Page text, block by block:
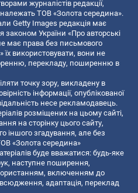
журналістів редакції,
ТОВ «Золота середина».
Getty Images редакція має
законом України «Про авторські
має права без письмового
використовувати, вони не
перекладу, поширенню в
точку зору, викладену в
інформації, опублікованої
несе рекламодавець.
розміщених на цьому сайті,
на сторінку цього сайту,
іншого згадування, але без
«Золота середина»
буде вважатися: будь-яке
наступне поширення,
включенням до
адаптація, переклад